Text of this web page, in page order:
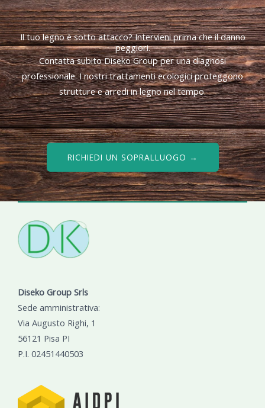
Il tuo legno è sotto attacco? Intervieni prima che il danno
peggiori.
Contatta subito Diseko Group per una diagnosi
professionale. I nostri trattamenti ecologici proteggono
strutture e arredi in legno nel tempo.
RICHIEDI UN SOPRALLUOGO →
Diseko Group Srls
Sede amministrativa:
Via Augusto Righi, 1
56121 Pisa PI
P.I. 02451440503